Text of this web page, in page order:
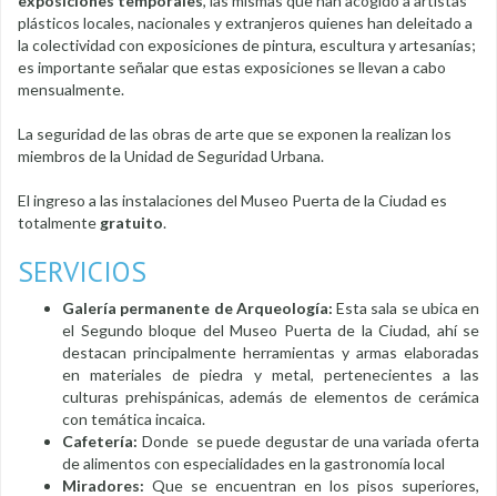
plásticos locales, nacionales y extranjeros quienes han deleitado a
la colectividad con exposiciones de pintura, escultura y artesanías;
es importante señalar que estas exposiciones se llevan a cabo
mensualmente.
La seguridad de las obras de arte que se exponen la realizan los
miembros de la Unidad de Seguridad Urbana.
El ingreso a las instalaciones del Museo Puerta de la Ciudad es
totalmente gratuito.
SERVICIOS
Galería permanente de Arqueología: Esta sala se ubica en
el Segundo bloque del Museo Puerta de la Ciudad, ahí se
destacan principalmente herramientas y armas elaboradas
en materiales de piedra y metal, pertenecientes a las
culturas prehispánicas, además de elementos de cerámica
con temática incaica.
Cafetería: Donde se puede degustar de una variada oferta
de alimentos con especialidades en la gastronomía local
Miradores: Que se encuentran en los pisos superiores,